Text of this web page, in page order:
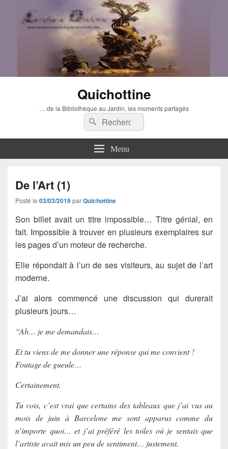
Quichottine
… de la Bibliothèque au Jardin, les moments partagés
Recherche :
Rechercher
Menu
De l’Art (1)
Posté le 03/03/2019parQuichottine
Son billet avait un titre impossible… Titre génial, en
fait. Impossible à trouver en plusieurs exemplaires sur
les pages d’un moteur de recherche.
Elle répondait à l’un de ses visiteurs, au sujet de l’art
moderne.
J’ai alors commencé une discussion qui durerait
plusieurs jours…
“Ah… je me demandais…
Et tu viens de me donner une réponse qui me convient !
Foutage de gueule…
Certainement.
Tu vois, c’est vrai que certains des tableaux que j’ai vus au
mois de juin à Barcelone me sont apparus comme du
n’importe quoi… et j’ai préféré les toiles où je sentais que
l’artiste avait mis un peu de sentiment… justement.